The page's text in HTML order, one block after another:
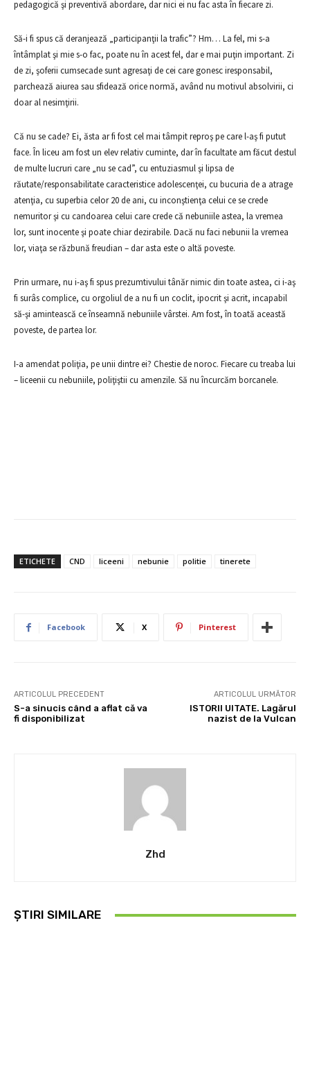
pedagogică şi preventivă abordare, dar nici ei nu fac asta în fiecare zi.
Să-i fi spus că deranjează „participanţii la trafic”? Hm… La fel, mi s-a
întâmplat şi mie s-o fac, poate nu în acest fel, dar e mai puţin important. Zi
de zi, şoferii cumsecade sunt agresaţi de cei care gonesc iresponsabil,
parchează aiurea sau sfidează orice normă, având nu motivul absolvirii, ci
doar al nesimţirii.
Că nu se cade? Ei, ăsta ar fi fost cel mai tâmpit reproş pe care l-aş fi putut
face. În liceu am fost un elev relativ cuminte, dar în facultate am făcut destul
de multe lucruri care „nu se cad”, cu entuziasmul şi lipsa de
răutate/responsabilitate caracteristice adolescenţei, cu bucuria de a atrage
atenţia, cu superbia celor 20 de ani, cu inconştienţa celui ce se crede
nemuritor şi cu candoarea celui care crede că nebuniile astea, la vremea
lor, sunt inocente şi poate chiar dezirabile. Dacă nu faci nebunii la vremea
lor, viaţa se răzbună freudian – dar asta este o altă poveste.
Prin urmare, nu i-aş fi spus prezumtivului tânăr nimic din toate astea, ci i-aş
fi surâs complice, cu orgoliul de a nu fi un coclit, ipocrit şi acrit, incapabil
să-şi amintească ce înseamnă nebuniile vârstei. Am fost, în toată această
poveste, de partea lor.
I-a amendat poliţia, pe unii dintre ei? Chestie de noroc. Fiecare cu treaba lui
– liceenii cu nebuniile, poliţiştii cu amenzile. Să nu încurcăm borcanele.
ETICHETE CND liceeni nebunie politie tinerete
Facebook X Pinterest
ARTICOLUL PRECEDENT
S-a sinucis când a aflat că va
fi disponibilizat
ARTICOLUL URMĂTOR
ISTORII UITATE. Lagărul
nazist de la Vulcan
Zhd
ȘTIRI SIMILARE